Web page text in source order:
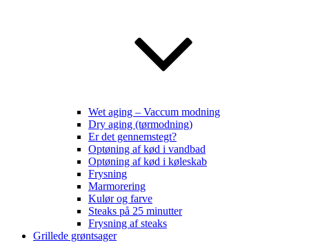
Wet aging – Vaccum modning
Dry aging (tørmodning)
Er det gennemstegt?
Optøning af kød i vandbad
Optøning af kød i køleskab
Frysning
Marmorering
Kulør og farve
Steaks på 25 minutter
Frysning af steaks
Grillede grøntsager